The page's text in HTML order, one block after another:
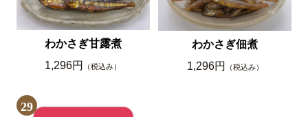
わかさぎ甘露煮
1,296円
（税込み）
わかさぎ佃煮
1,296円
（税込み）
29